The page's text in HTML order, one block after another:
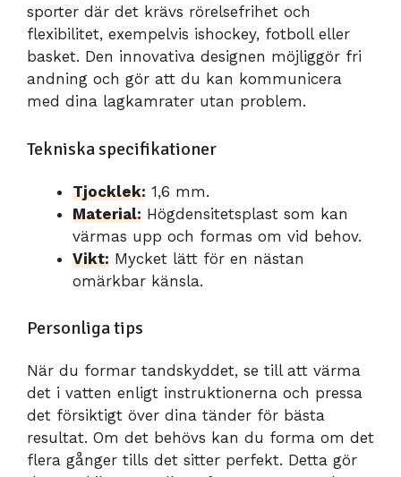
sporter där det krävs rörelsefrihet och
flexibilitet, exempelvis ishockey, fotboll eller
basket. Den innovativa designen möjliggör fri
andning och gör att du kan kommunicera
med dina lagkamrater utan problem.
Tekniska specifikationer
Tjocklek: 1,6 mm.
Material: Högdensitetsplast som kan
värmas upp och formas om vid behov.
Vikt: Mycket lätt för en nästan
omärkbar känsla.
Personliga tips
När du formar tandskyddet, se till att värma
det i vatten enligt instruktionerna och pressa
det försiktigt över dina tänder för bästa
resultat. Om det behövs kan du forma om det
flera gånger tills det sitter perfekt. Detta gör